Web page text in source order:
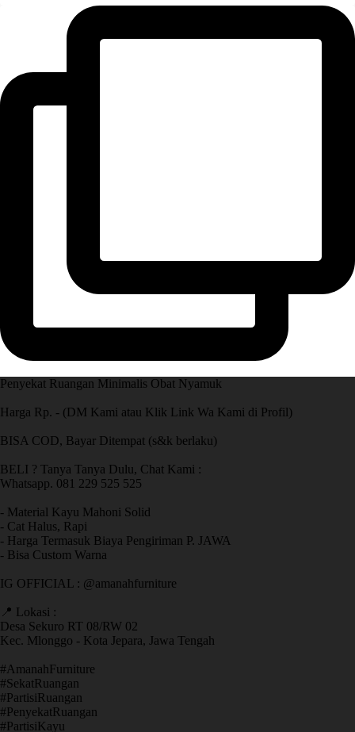
Penyekat Ruangan Minimalis Obat Nyamuk
Harga Rp. - (DM Kami atau Klik Link Wa Kami di Profil)
BISA COD, Bayar Ditempat (s&k berlaku)
BELI ? Tanya Tanya Dulu, Chat Kami :
Whatsapp. 081 229 525 525
- Material Kayu Mahoni Solid
- Cat Halus, Rapi
- Harga Termasuk Biaya Pengiriman P. JAWA
- Bisa Custom Warna
IG OFFICIAL : @amanahfurniture
📍 Lokasi :
Desa Sekuro RT 08/RW 02
Kec. Mlonggo - Kota Jepara, Jawa Tengah
​#AmanahFurniture
​#SekatRuangan
​#PartisiRuangan
​#PenyekatRuangan
​#PartisiKayu